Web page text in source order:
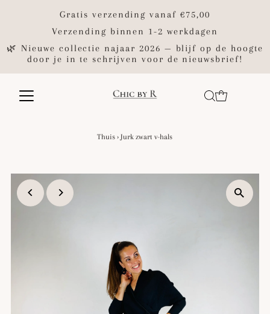
Gratis verzending vanaf €75,00
Verzending binnen 1-2 werkdagen
🌿 Nieuwe collectie najaar 2026 — blijf op de hoogte
door je in te schrijven voor de nieuwsbrief!
Thuis › Jurk zwart v-hals